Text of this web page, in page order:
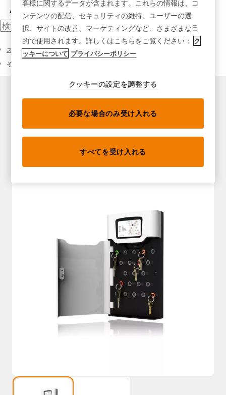
スマートキーキャビネット
その他のキー管理ソリューション
客様に関するデータが含まれます。これらの情報は、コ
ンテンツの配信、セキュリティの維持、ユーザーの選
択、サイトの改善、マーケティングなど、さまざまな目
的で使用されます。詳しくはこちらをご覧ください： ク
ッキーについて プライバシーポリシー
クッキーの設定を調整する
必要な場合のみ受け入れる
すべてを受け入れる